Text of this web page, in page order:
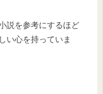
説を参考にするほど
い心を持っていま